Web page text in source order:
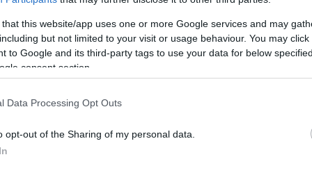
that this website/app uses one or more Google services and may
but not limited to your visit or usage behaviour. You may
to Google and its third-party tags to use your data for below
consent section.
Data Processing Opt Outs
opt-out of the Sharing of my personal data.
de décolorations sur les dents. Ces changements
ils peuvent rester en place de manière
être causée par un
est dû au fait que l'émail ne se forme pas
dents, ce qui rend leur surface terne et plus
également être causée par des